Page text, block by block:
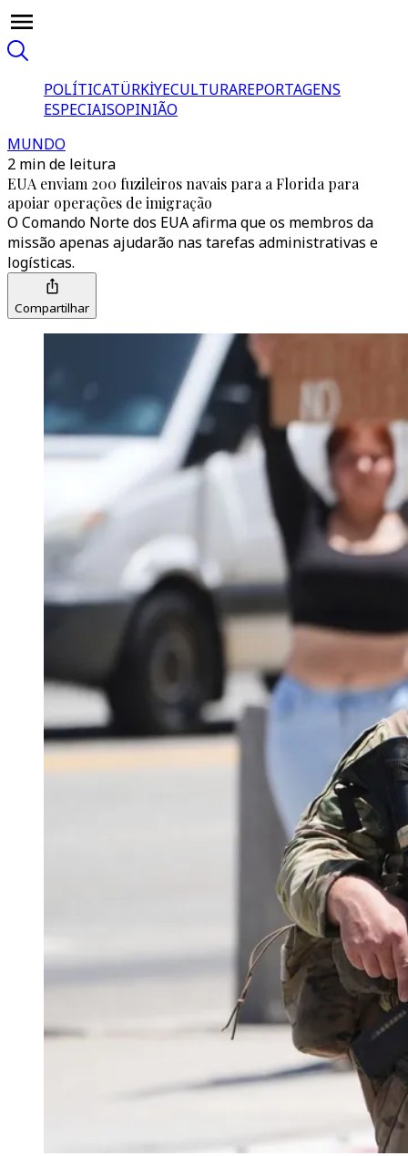
POLÍTICATÜRKİYECULTURAREPORTAGENS
ESPECIAISOPINIÃO
MUNDO
2 min de leitura
EUA enviam 200 fuzileiros navais para a Florida para
apoiar operações de imigração
O Comando Norte dos EUA afirma que os membros da
missão apenas ajudarão nas tarefas administrativas e
logísticas.
Compartilhar